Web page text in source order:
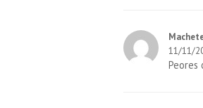
11/11/
Peores